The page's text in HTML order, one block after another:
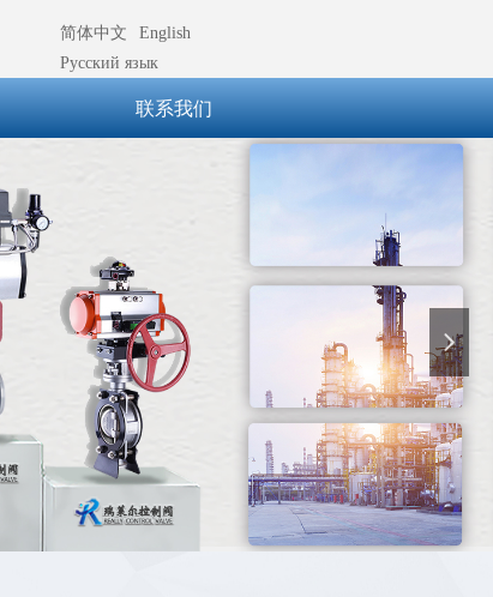
넲
联系我们
简体中文
English
Русский язык